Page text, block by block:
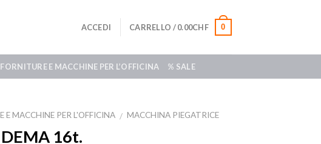
ACCEDI CARRELLO /0.00CHF 0
FORNITURE E MACCHINE PER L’OFFICINA % SALE
E MACCHINE PER L'OFFICINA / MACCHINA PIEGATRICE
16t.